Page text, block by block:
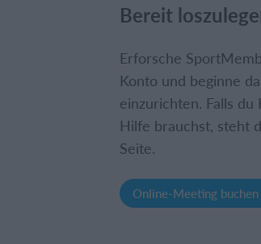
Bereit
Erforsche
Konto und beginne
einzurichten. Falls
Hilfe brauchst, steht
Seite.
Online-Meeting buchen